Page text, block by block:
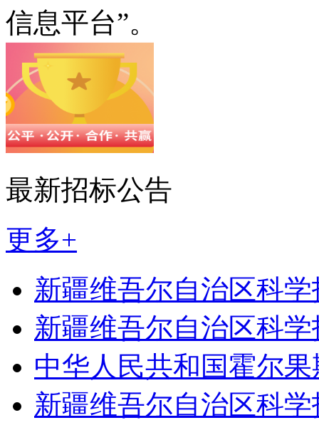
信息平台”。
最新招标公告
更多+
新疆维吾尔自治区科
新疆维吾尔自治区科
中华人民共和国霍尔
新疆维吾尔自治区科